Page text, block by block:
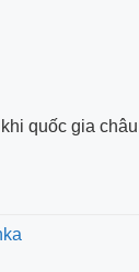
quốc gia